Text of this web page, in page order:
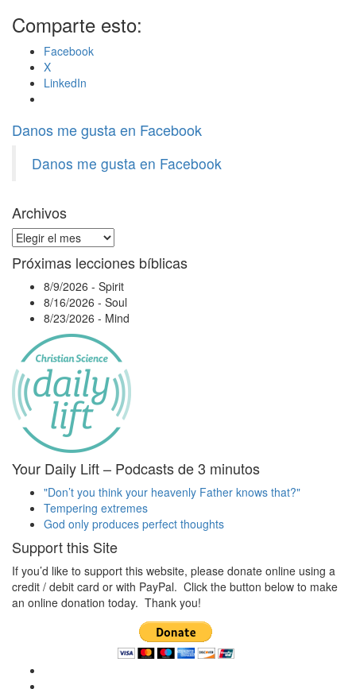
Comparte esto:
Facebook
X
LinkedIn
Danos me gusta en Facebook
Danos me gusta en Facebook
Archivos
Archivos
Próximas lecciones bíblicas
8/9/2026 - Spirit
8/16/2026 - Soul
8/23/2026 - Mind
Your Daily Lift – Podcasts de 3 minutos
"Don’t you think your heavenly Father knows that?"
Tempering extremes
God only produces perfect thoughts
Support this Site
If you’d like to support this website, please donate online using a
credit / debit card or with PayPal. Click the button below to make
an online donation today. Thank you!